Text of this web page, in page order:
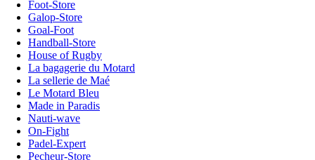
Foot-Store
Galop-Store
Goal-Foot
Handball-Store
House of Rugby
La bagagerie du Motard
La sellerie de Maé
Le Motard Bleu
Made in Paradis
Nauti-wave
On-Fight
Padel-Expert
Pecheur-Store